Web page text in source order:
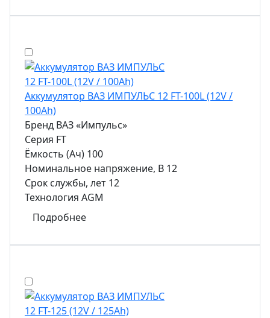
Аккумулятор ВАЗ ИМПУЛЬС 12 FT-100L (12V /
100Ah)
Бренд ВАЗ «Импульс»
Серия FT
Ёмкость (Ач) 100
Номинальное напряжение, В 12
Срок службы, лет 12
Технология AGM
Подробнее